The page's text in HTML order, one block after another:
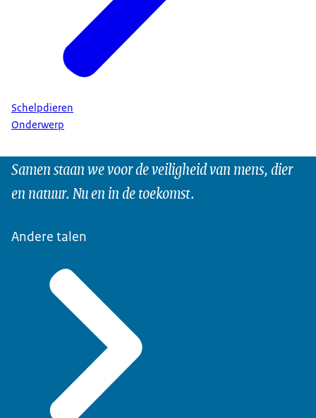
Schelpdieren
Onderwerp
Samen staan we voor de veiligheid van mens, dier
en natuur. Nu en in de toekomst.
Andere talen